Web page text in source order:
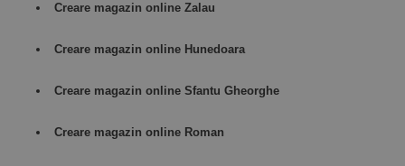
Creare magazin online Zalau
Creare magazin online Hunedoara
Creare magazin online Sfantu Gheorghe
Creare magazin online Roman